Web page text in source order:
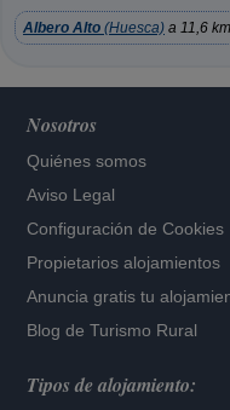
Albero Alto (Huesca) a 11,6 km
Nosotros
Quiénes somos
Aviso Legal
Configuración de Cookies
Propietarios alojamientos
Anuncia gratis tu
Blog de Turismo Rural
Tipos de alojamiento: